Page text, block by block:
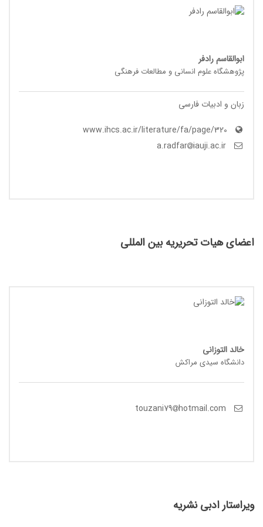
ابوالقاسم رادفر
پژوهشگاه علوم انسانی و مطالعات فرهنگی
زبان و ادبیات فارسی
www.ihcs.ac.ir/literature/fa/page/320
iauji.ac.ir
اعضای هیات تحریریه بین المللی
خالد التوزانی
دانشگاه سیدی مراکش
hotmail.com
ویراستار ادبی نشریه